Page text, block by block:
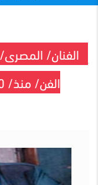
الفنان/
الفن/ منذ/ 40/ عاما /و/لانية /للرجوع